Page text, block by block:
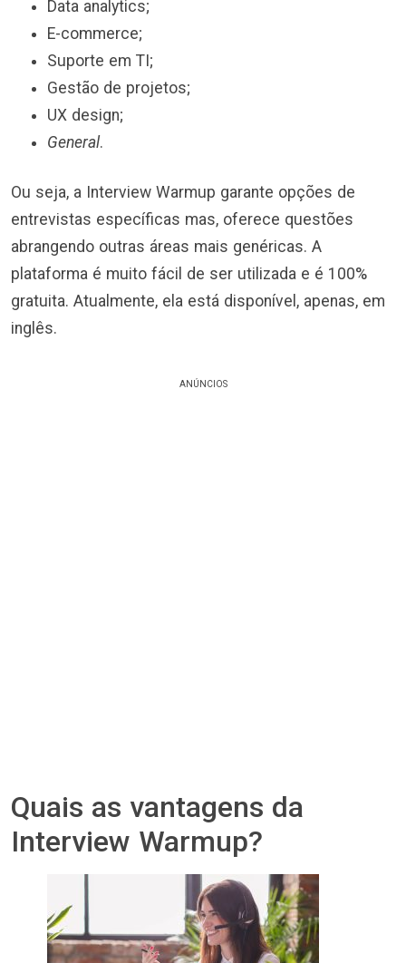
Data analytics;
E-commerce;
Suporte em TI;
Gestão de projetos;
UX design;
General.
Ou seja, a Interview Warmup garante opções de
entrevistas específicas mas, oferece questões
abrangendo outras áreas mais genéricas. A
plataforma é muito fácil de ser utilizada e é 100%
gratuita. Atualmente, ela está disponível, apenas, em
inglês.
ANÚNCIOS
Quais as vantagens da
Interview Warmup?